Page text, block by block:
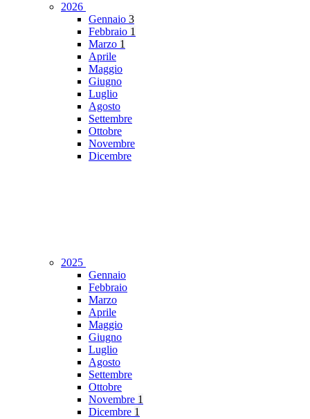
2026
Gennaio 3
Febbraio 1
Marzo 1
Aprile
Maggio
Giugno
Luglio
Agosto
Settembre
Ottobre
Novembre
Dicembre
2025
Gennaio
Febbraio
Marzo
Aprile
Maggio
Giugno
Luglio
Agosto
Settembre
Ottobre
Novembre 1
Dicembre 1